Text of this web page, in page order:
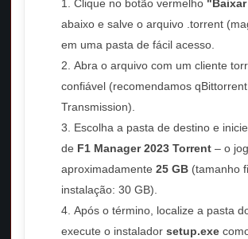
Clique no botão vermelho
abaixo e salve o arquivo .torrent
em uma pasta de fácil acesso.
Abra o arquivo com um cliente
confiável (recomendamos
Transmission).
Escolha a pasta de destino e
de F1 Manager 2023 Torrent – o
aproximadamente25 GB (tamanho
instalação: 30 GB).
Após o término, localize a pasta
execute o instaladorsetup.exe